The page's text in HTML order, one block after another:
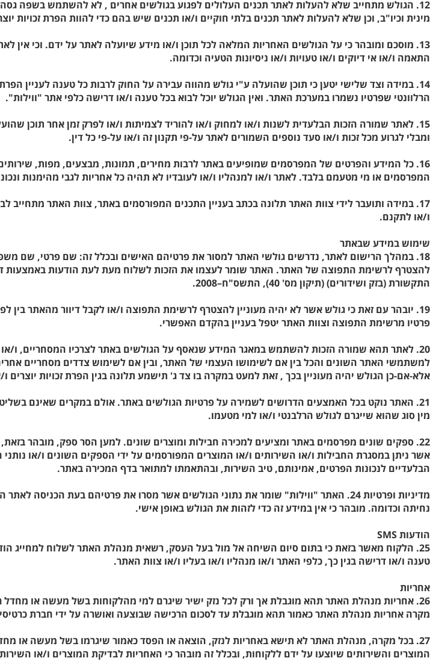
12. הגולש מתחייב שלא להעלות לאתר תכנים העלולים לפגוע בגולשים אחרים , לא להשתמש בשפה
מינית וכיו"ב, וכן שלא להעלות לאתר תכנים בלתי חוקיים ו/או תכנים שיש בהם כדי להוות הפרת זכויות
13. מוסכם ומובהר כי על הגולשים האחריות המלאה לכל תוכן ו/או מידע שיועלה לאתר על ידם. וכי אין
התאמה ו/או אי דיוקים ו/או טעויות ו/או ניסיונות הטעיה וכדומה.
14. במידה וצד שלישי יטען כי תוכן שהועלה ע"י גולש מהווה עבירה על החוק לרבות כל טענה לעניין
הרלוונטי שפרטיו נשמרו במערכת האתר. ואין הגולש יוכל לבוא בכל טענה ו/או דרישה כלפי אתר "ווילות".
15. לאתר שמורה הזכות הבלעדית לשנות ו/או למחוק ו/או להוריד לצמיתות ו/או לפרק זמן אחר תוכן
ומבלי לגרוע מכל זכות ו/או סעד נוספים השמורים לאתר על-פי תקנון זה ו/או על-פי כל דין.
16. כל המידע והפרטים של המפרסמים שמופיעים באתר לרבות מחירים, תמונות, מבצעים, מפות,
המפרסמים או מי מטעמם בלבד. לאתר ו/או למנהליו ו/או לעובדיו לא תהיה כל אחריות לגבי מהימנות
17. במידה ותועבר לידי צוות האתר תלונה בכתב בעניין התכנים המפורסמים באתר, צוות האתר
ו/או לתקנם.
שימוש במידע שבאתר
18. במהלך הרישום לאתר, נדרשים גולשי האתר למסור את פרטיהם האישים ובכלל זה: שם פרטי, שם
התקשורת (בזק ושידורים) (תיקון מס' 40), התשס"ח–2008.
19. יובהר עם זאת כי גולש אשר לא יהיה מעוניין להצטרף לרשימת התפוצה ו/או לקבל דיוור מהאתר
פרטיו מרשימת התפוצה וצוות האתר יטפל בעניין בהקדם האפשרי.
20. לאתר תהא שמורה הזכות להשתמש במאגר המידע שנאסף על הגולשים באתר לצרכיו המסחריים, ו/או
למשתמשי האתר השונים והכל בין אם לשימושו העצמי של האתר, ובין אם לשימוש צדדים מסחריים
אלא-אם-כן הגולש יהיה מעוניין בכך , זאת למעט במקרה בו צד ג' תישמע תלונה בגין הפרת זכויות
21. האתר נוקט בכל האמצעים הדרושים לשמירה על פרטיות הגולשים באתר. אולם במקרים שאינם
מין סוג שהוא שייגרם לגולש הרלבנטי ו/או למי מטעמו.
22. ספקים שונים מפרסמים באתר ומציעים למכירה חבילות ומוצרים שונים. למען הסר ספק, מובהר
אשר ניתן במסגרת החבילות ו/או השירותים ו/או המוצרים המפורסמים על ידי הספקים השונים ו/או
הבלעדיים לנכונות הפרטים, אמינותם, טיב השירות, ובהתאמתו למתואר בדף המכירה באתר.
מדיניות ופרטיות
נחיתה וכדומה. מובהר כי אין במידע זה כדי לזהות את הגולש באופן אישי.
הודעות SMS
טענה ו/או דרישה בגין כך, כלפי האתר ו/או מנהליו ו/או בעליו ו/או צוות האתר.
אחריות
26. אחריות מנהלת האתר תהא מוגבלת אך ורק לכל נזק ישיר שיגרם למי מהלקוחות בשל מעשה או
מקרה אחריות מנהלת האתר כאמור תהא מוגבלת עד לסכום הרכישה שבוצעה ואושרה על ידי חברת
27. בכל מקרה, מנהלת האתר לא תישא באחריות לנזק, הוצאה או הפסד כאמור שיגרמו בשל מעשה
המוצרים והשירותים שיוצעו על ידם ללקוחות, ובכלל זה מובהר כי האחריות לבדיקת המוצרים ו/או